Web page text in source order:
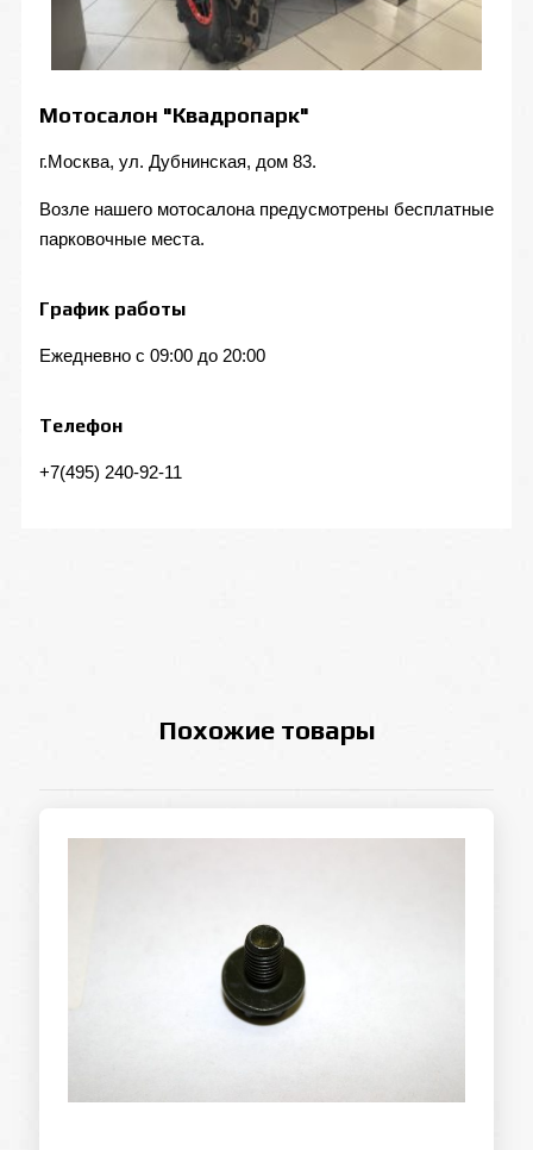
Мотосалон "Квадропарк"
г.Москва, ул. Дубнинская, дом 83.
Возле нашего мотосалона предусмотрены бесплатные
парковочные места.
График работы
Ежедневно с 09:00 до 20:00
Телефон
+7(495) 240-92-11
Похожие товары